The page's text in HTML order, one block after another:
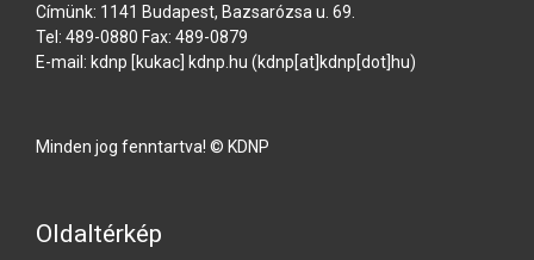
Címünk: 1141 Budapest, Bazsarózsa u. 69.
Tel: 489-0880 Fax: 489-0879
E-mail: kdnp [kukac] kdnp hu (kdnp[at]kdnp[dot]hu)
Minden jog fenntartva! © KDNP
Oldaltérkép